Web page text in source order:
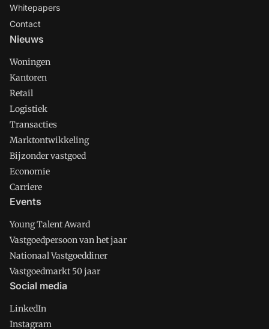
Whitepapers
Contact
Nieuws
Woningen
Kantoren
Retail
Logistiek
Transacties
Marktontwikkeling
Bijzonder vastgoed
Economie
Carriere
Events
Young Talent Award
Vastgoedpersoon van het jaar
Nationaal Vastgoeddiner
Vastgoedmarkt 50 jaar
Social media
LinkedIn
Instagram